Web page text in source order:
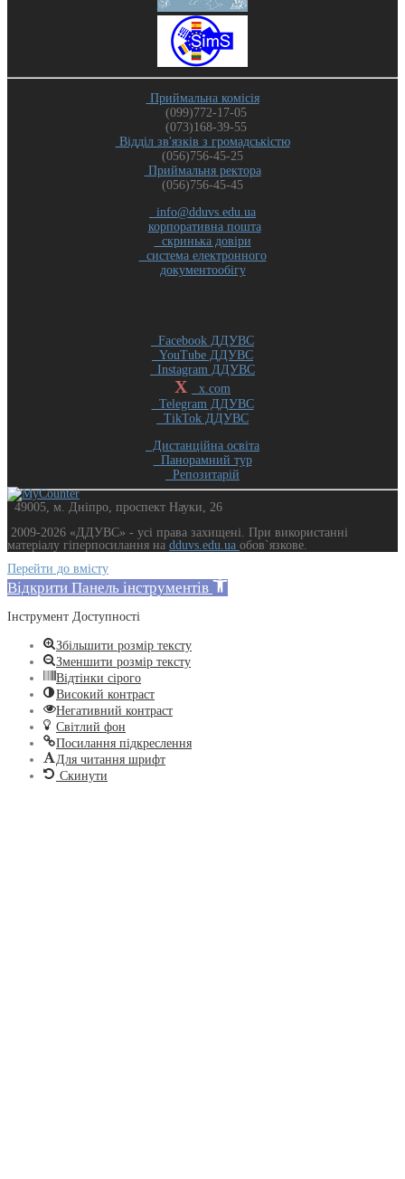
Приймальна комісія
(099)772-17-05
(073)168-39-55
Відділ зв'язків з громадськістю
(056)756-45-25
Приймальня ректора
(056)756-45-45
info@dduvs.edu.ua
корпоративна пошта
скринька довіри
система електронного
документообігу
Facebook ДДУВС
YouTube ДДУВС
Instagram ДДУВС
X
x.com
Telegram ДДУВС
TikTok ДДУВС
Дистанційна освіта
Панорамний тур
Репозитарій
49005, м. Дніпро, проспект Науки, 26
2009-2026 «ДДУВС» - усi права захищенi. При використанні
матеріалу гіперпосилання на dduvs.edu.ua обов`язкове.
Перейти до вмісту
Відкрити Панель інструментів
Інструмент Доступності
Збільшити розмір тексту
Зменшити розмір тексту
Відтінки сірого
Високий контраст
Негативний контраст
Світлий фон
Посилання підкреслення
Для читання шрифт
Скинути